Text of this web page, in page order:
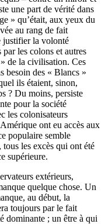
une part de vérité dans
» qu’était, aux yeux du
au rang de fait
justifier la volonté
par les colons et autres
de la civilisation. Ces
besoin des « Blancs »
ils étaient, sinon,
? Du moins, persiste
pour la société
les colonisateurs
ont eu accès aux
populaire semble
les excès qui ont été
supérieure.
extérieurs,
quelque chose. Un
au début, la
toujours par le fait
dominante ; un être à qui